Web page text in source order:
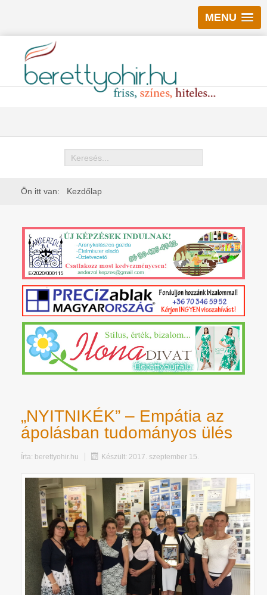
MENU
Keresés
Ön itt van: Kezdőlap
„NYITNIKÉK” – Empátia az
ápolásban tudományos ülés
Írta: berettyohir.hu Készült: 2017. szeptember 15.